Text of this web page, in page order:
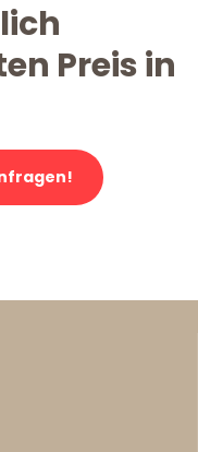
Preis in